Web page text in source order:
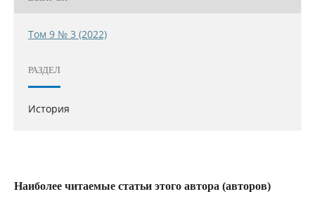
Том 9 № 3 (2022)
РАЗДЕЛ
История
Наиболее читаемые статьи этого автора (авторов)